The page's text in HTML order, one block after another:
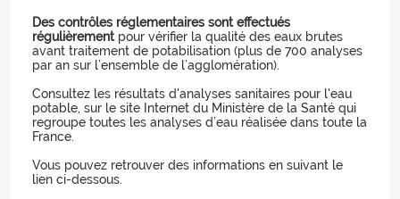
Des contrôles réglementaires sont effectués
régulièrementpour vérifier la qualité des eaux brutes
avant traitement de potabilisation (plus de 700 analyses
par an sur l’ensemble de l’agglomération).
Consultez les résultats d'analyses sanitaires pour l'eau
potable, sur le site Internet du Ministère de la Santé qui
regroupe toutes les analyses d’eau réalisée dans toute la
France.
Vous pouvez retrouver des informations en suivant le
lien ci-dessous.